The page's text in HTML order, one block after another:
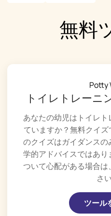
無料
Potty
トイレトレーニ
あなたの幼児はトイレ
ていますか？無料クイ
のクイズはガイダンス
学的アドバイスではあ
ついて心配がある場合
さい
ツール